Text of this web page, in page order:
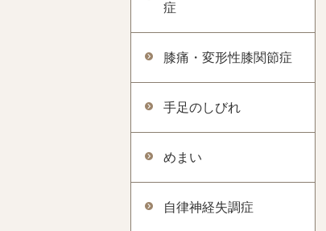
症
膝痛・変形性膝関節症
手足のしびれ
めまい
自律神経失調症